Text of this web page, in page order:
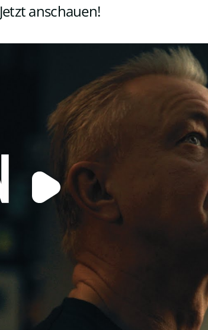
Jetzt anschauen!